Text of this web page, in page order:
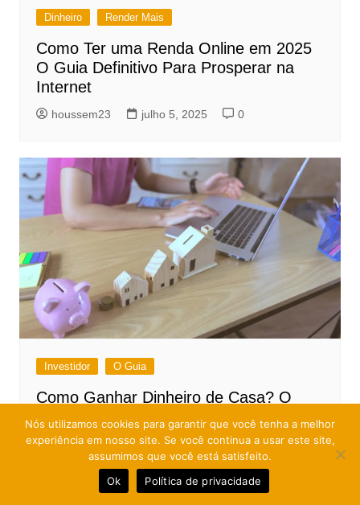
Dinheiro Render Mais
Como Ter uma Renda Online em 2025
O Guia Definitivo Para Prosperar na
Internet
houssem23 julho 5, 2025 0
Investidor O Guia
Como Ganhar Dinheiro de Casa? O
Guia Transformar Sua Casa no Seu
Escritório
houssem23 julho 5, 2025 0
Nós utilizamos cookies para garantir que você tenha a melhor
experiência em nosso site. Se você continua a usar este site,
assumimos que você está satisfeito.
Ok
Política de privacidade